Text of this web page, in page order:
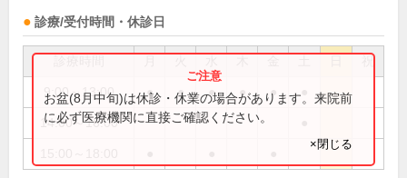
診療/受付時間・休診日
祝
9:00～13:00 ● ● ● ● ●
14:00～16:00
お盆(8月中旬)は休診・休業の場合があります。来院前
に必ず医療機関に直接ご確認ください。
×閉じる